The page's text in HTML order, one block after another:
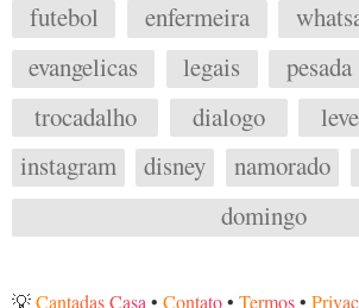
futebol
enfermeira
evangelicas
legais pesada
trocadalho
dialogo
instagram
disney namorado
domingo
💡Cantadas Casa • Contato• Termos•